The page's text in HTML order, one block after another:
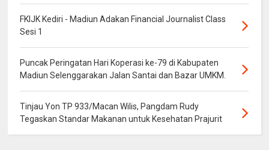
FKIJK Kediri - Madiun Adakan Financial Journalist Class
Sesi 1
Puncak Peringatan Hari Koperasi ke-79 di Kabupaten
Madiun Selenggarakan Jalan Santai dan Bazar UMKM.
Tinjau Yon TP 933/Macan Wilis, Pangdam Rudy
Tegaskan Standar Makanan untuk Kesehatan Prajurit